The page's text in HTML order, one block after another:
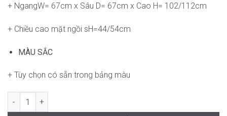
+ NgangW= 67cm x Sâu D= 67cm x Cao H= 102/112cm
+ Chiều cao mặt ngồi sH=44/54cm
MÀU SẮC
+ Tùy chọn có sẵn trong bảng màu
Ghế RPB-WC1282 số lượng